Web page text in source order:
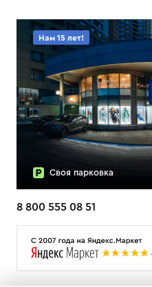
Нам 15 лет!
Своя парковка
8 800 555 08 51